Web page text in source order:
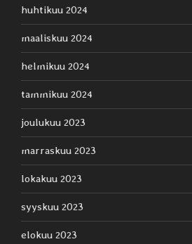
huhtikuu 2024
maaliskuu 2024
helmikuu 2024
tammikuu 2024
joulukuu 2023
marraskuu 2023
lokakuu 2023
syyskuu 2023
elokuu 2023